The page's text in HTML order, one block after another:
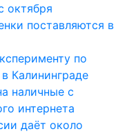
октября
поставляются в
по
Калининграде
наличные с
интернета
даёт около